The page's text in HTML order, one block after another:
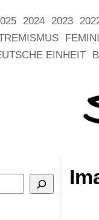
2024 2023
EINHEIT